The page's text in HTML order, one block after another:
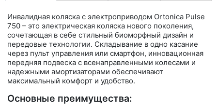
Инвалидная коляска с электроприводом Ortonica Pulse
750 – это электрическая коляска нового поколения,
сочетающая в себе стильный биоморфный дизайн и
передовые технологии. Складывание в одно касание
через пульт управления или смартфон, инновационная
передняя подвеска с всенаправленными колесами и
надежными амортизаторами обеспечивают
максимальный комфорт и удобство.
Основные преимущества: